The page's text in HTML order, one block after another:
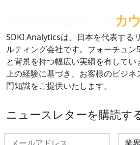
SDKI Analyticsは、日本を代表する
ルティング会社です。フォーチュ
と背景を持つ幅広い実績を有して
上の経験に基づき、お客様のビジ
門知識をご提供いたします。
ニュースレターを購読す